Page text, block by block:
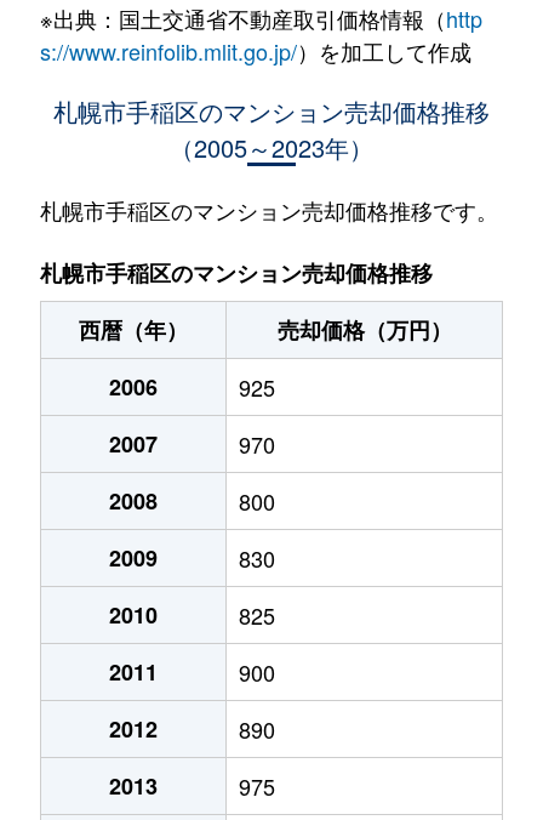
稲穂１条
2,200万円 星置
徒歩6分
1,300万円 稲穂
稲穂３条
1,100万円 稲穂
徒歩9分
稲穂３条
1,400万円 稲穂
新発寒５条
1,700万円 稲積公園
手稲本町１条
2,400万円
手稲本町２条
3,000万円
手稲本町２条
2,500万円
手稲本町３条
2,400万円
富丘２条
2,500万円
富丘２条
1,100万円
富丘２条
1,600万円
富丘２条
1,400万円
※出典：国土交通省不動産取引価格情報（http
s://www.reinfolib.mlit.go.jp/）を加工して作成
札幌市手稲区のマンション売却価格推移
（2005～2023年）
札幌市手稲区のマンション売却価格推移です。
札幌市手稲区のマンション売却価格推移
西暦（年）
売却価格（万円）
2006
925
2007
970
2008
800
2009
830
2010
825
2011
900
2012
890
2013
975